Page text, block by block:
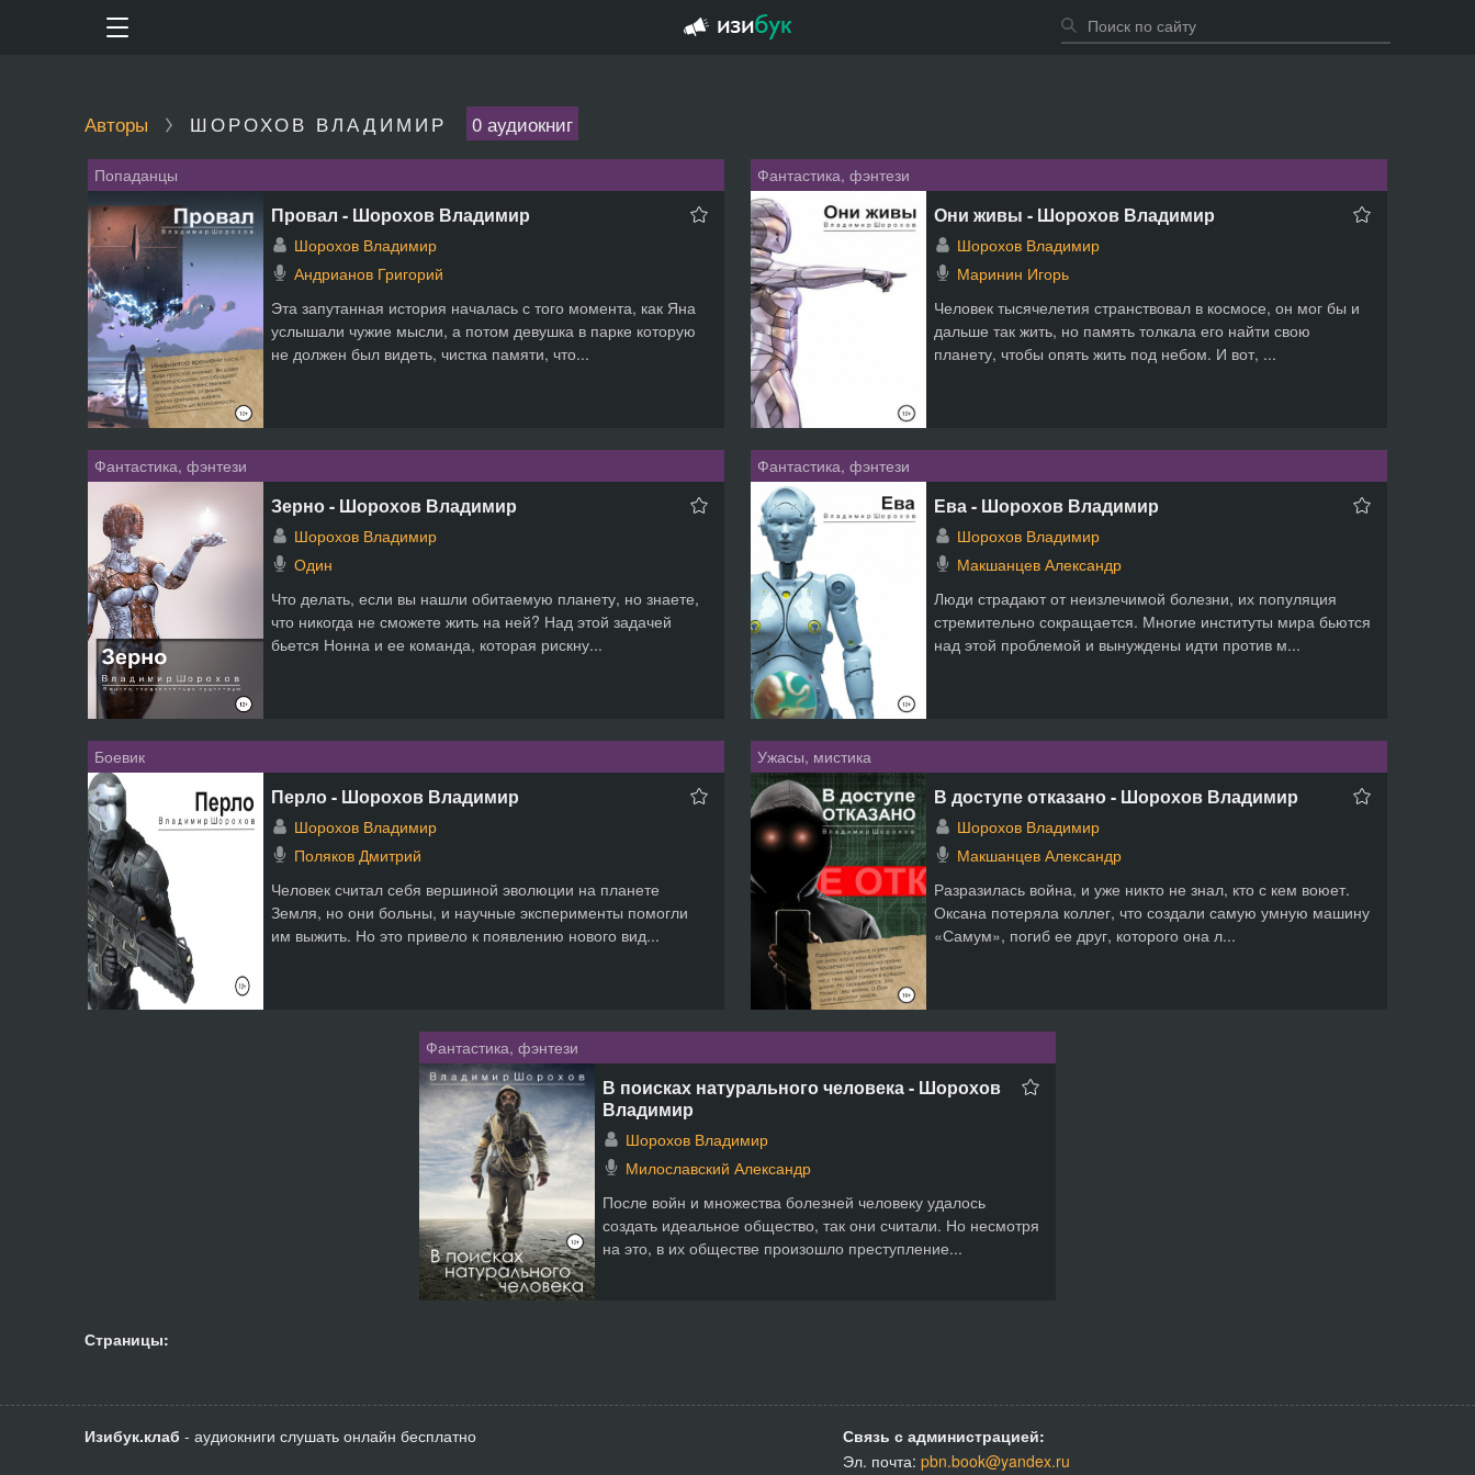
Авторы ШОРОХОВ ВЛАДИМИР 0 аудиокниг
Попаданцы
Провал - Шорохов Владимир
Шорохов Владимир
Андрианов Григорий
Эта запутанная история началась с того момента, как Яна
услышали чужие мысли, а потом девушка в парке которую
не должен был видеть, чистка памяти, что...
Фантастика, фэнтези
Они живы - Шорохов Владимир
Шорохов Владимир
Маринин Игорь
Человек тысячелетия странствовал в космосе, он мог бы и
дальше так жить, но память толкала его найти свою
планету, чтобы опять жить под небом. И вот, ...
Фантастика, фэнтези
Зерно - Шорохов Владимир
Шорохов Владимир
Один
Что делать, если вы нашли обитаемую планету, но знаете,
что никогда не сможете жить на ней? Над этой задачей
бьется Нонна и ее команда, которая рискну...
Фантастика, фэнтези
Ева - Шорохов Владимир
Шорохов Владимир
Макшанцев Александр
Люди страдают от неизлечимой болезни, их популяция
стремительно сокращается. Многие институты мира бьются
над этой проблемой и вынуждены идти против м...
Боевик
Перло - Шорохов Владимир
Шорохов Владимир
Поляков Дмитрий
Человек считал себя вершиной эволюции на планете
Земля, но они больны, и научные эксперименты помогли
им выжить. Но это привело к появлению нового вид...
Ужасы, мистика
В доступе отказано - Шорохов Владимир
Шорохов Владимир
Макшанцев Александр
Разразилась война, и уже никто не знал, кто с кем воюет.
Оксана потеряла коллег, что создали самую умную машину
«Самум», погиб ее друг, которого она л...
Фантастика, фэнтези
В поисках натурального человека - Шорохов
Владимир
Шорохов Владимир
Милославский Александр
После войн и множества болезней человеку удалось
создать идеальное общество, так они считали. Но несмотря
на это, в их обществе произошло преступление...
Страницы:
Изибук.клаб - аудиокниги слушать онлайн бесплатно
Связь с администрацией:
Эл. почта: pbn.book@yandex.ru